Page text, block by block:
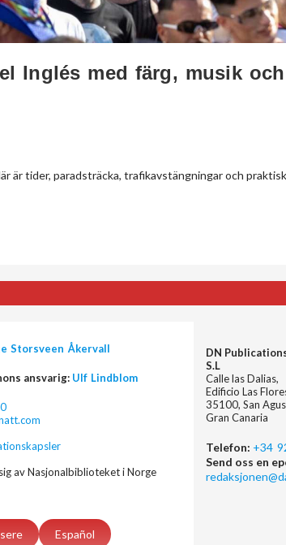
Inglés med färg, musik och
är tider, paradsträcka, trafikavstängningar och
Storsveen Åkervall
ansvarig: Ulf Lindblom
av Nasjonalbiblioteket i Norge
Español
DN
S.L
Calle las Dalias,
Edificio Las
35100, San
Gran Canaria
Telefon: +34
Send oss en